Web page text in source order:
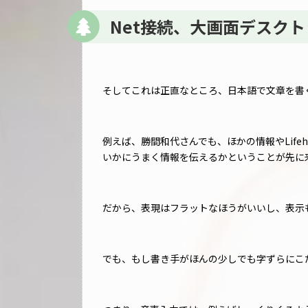
Net接続、大画面デスク
そしてこれは正直なところ、日本語で文章を
例えば、勝間和代さんでも、ほかの情報や
いかにうまく情報を伝えるかということが先に
だから、表現はフラットなほうがいいし、表
でも、もし書き手がほんの少しでも字ずらに